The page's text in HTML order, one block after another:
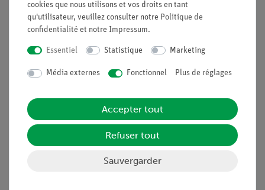
Légal
Contact
Déclaration de confidentialité
Service
Aperçu du service
cookies que nous utilisons et vos droits en tant
qu'utilisateur, veuillez consulter notre Politique de
confidentialité et notre Impressum.
Essentiel Statistique Marketing
Média externes Fonctionnel Plus de réglages
Accepter tout
Refuser tout
Sauvergarder